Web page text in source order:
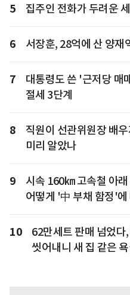
5 집주인 전화가 두려운
6 서장훈, 28억에 산 양재
7
대통령도 쓴 '근저당 매
절세 3단계
8
직원이 선관위원장 배
미리 알았나
9
시속 160㎞ 고속철 아
어떻게 '中 부채 함정'에
10
62만세트 판매 넘었다
씻어내니 새 집 같은